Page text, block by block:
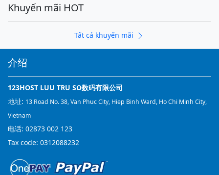
Khuyến mãi HOT
Tất cả khuyến mãi
介绍
123HOST LUU TRU SO数码有限公司
地址: 13 Road No. 38, Van Phuc City, Hiep Binh Ward, Ho Chi Minh City,
Vietnam
电话: 02873 002 123
Tax code: 0312088232